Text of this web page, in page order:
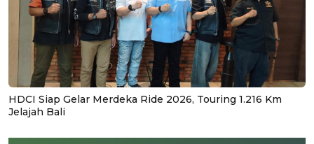
HDCI Siap Gelar Merdeka Ride 2026, Touring 1.216 Km
Jelajah Bali